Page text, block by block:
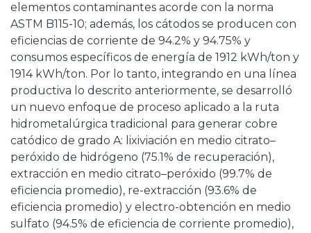
elementos contaminantes acorde con la norma
ASTM B115-10; además, los cátodos se producen con
eficiencias de corriente de 94.2% y 94.75% y
consumos específicos de energía de 1912 kWh/ton y
1914 kWh/ton. Por lo tanto, integrando en una línea
productiva lo descrito anteriormente, se desarrolló
un nuevo enfoque de proceso aplicado a la ruta
hidrometalúrgica tradicional para generar cobre
catódico de grado A: lixiviación en medio citrato–
peróxido de hidrógeno (75.1% de recuperación),
extracción en medio citrato–peróxido (99.7% de
eficiencia promedio), re-extracción (93.6% de
eficiencia promedio) y electro-obtención en medio
sulfato (94.5% de eficiencia de corriente promedio),